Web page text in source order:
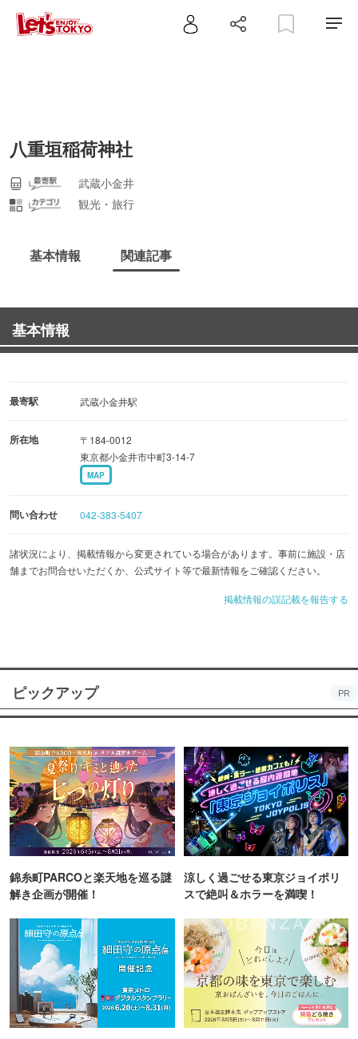
八重垣稲荷神社
武蔵小金井
観光・旅行
基本情報 関連記事
基本情報
最寄駅 武蔵小金井駅
所在地
〒184-0012
東京都小金井市中町3-14-7
MAP
問い合わせ 042-383-5407
諸状況により、掲載情報から変更されている場合があります。事前に施設・店
舗までお問合せいただくか、公式サイト等で最新情報をご確認ください。
掲載情報の誤記載を報告する
ピックアップ PR
錦糸町PARCOと楽天地を巡る謎
解き企画が開催！
涼しく過ごせる東京ジョイポリ
スで絶叫＆ホラーを満喫！